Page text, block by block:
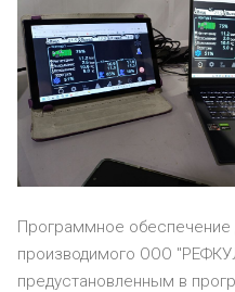
Программное обеспечение
производимого ООО
предустановленным в